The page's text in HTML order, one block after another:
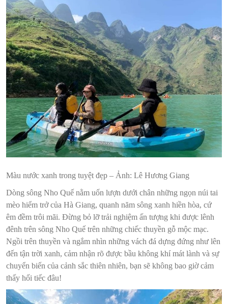
Màu nước xanh trong tuyệt đẹp – Ảnh: Lê Hương Giang
Dòng sông Nho Quế nằm uốn lượn dưới chân những ngọn núi tai
mèo hiểm trở của Hà Giang, quanh năm sông xanh hiền hòa, cứ
êm đềm trôi mãi. Đừng bỏ lỡ trải nghiệm ấn tượng khi được lênh
đênh trên sông Nho Quế trên những chiếc thuyền gỗ mộc mạc.
Ngồi trên thuyền và ngắm nhìn những vách đá dựng đứng như lên
đến tận trời xanh, cảm nhận rõ được bầu không khí mát lành và sự
chuyển biến của cảnh sắc thiên nhiên, bạn sẽ không bao giờ cảm
thấy hối tiếc đâu!